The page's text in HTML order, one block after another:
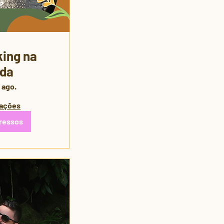
na
ago.